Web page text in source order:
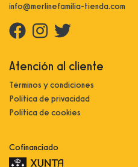
info@merlinefamilia-tienda.com
Atención al cliente
Términos y condiciones
Política de privacidad
Política de cookies
Cofinanciado